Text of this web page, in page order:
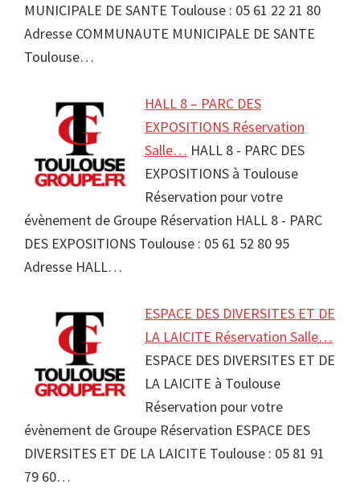
MUNICIPALE DE SANTE Toulouse : 05 61 22 21 80
Adresse COMMUNAUTE MUNICIPALE DE SANTE
Toulouse…
HALL 8 – PARC DES
EXPOSITIONS Réservation
Salle… HALL 8 - PARC DES
EXPOSITIONS à Toulouse
Réservation pour votre
évènement de Groupe Réservation HALL 8 - PARC
DES EXPOSITIONS Toulouse : 05 61 52 80 95
Adresse HALL…
ESPACE DES DIVERSITES ET DE
LA LAICITE Réservation Salle…
ESPACE DES DIVERSITES ET DE
LA LAICITE à Toulouse
Réservation pour votre
évènement de Groupe Réservation ESPACE DES
DIVERSITES ET DE LA LAICITE Toulouse : 05 81 91
79 60…